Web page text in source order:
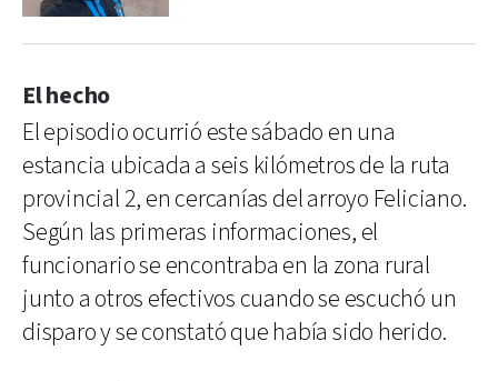
El hecho
El episodio ocurrió este sábado en una
estancia ubicada a seis kilómetros de la ruta
provincial 2, en cercanías del arroyo Feliciano.
Según las primeras informaciones, el
funcionario se encontraba en la zona rural
junto a otros efectivos cuando se escuchó un
disparo y se constató que había sido herido.